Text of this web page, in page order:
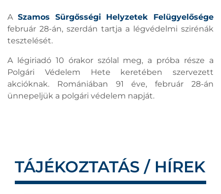
A Szamos Sürgősségi Helyzetek Felügyelősége
február 28-án, szerdán tartja a légvédelmi szirénák
tesztelését.
A légiriadó 10 órakor szólal meg, a próba része a
Polgári Védelem Hete keretében szervezett
akcióknak. Romániában 91 éve, február 28-án
ünnepeljük a polgári védelem napját.
TÁJÉKOZTATÁS / HÍREK